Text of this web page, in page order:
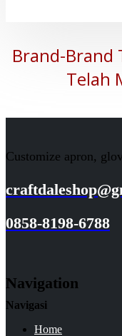
Brand-Brand
Telah
Customize apron,
0858-8198-6788
Navigation
Navigasi
Home